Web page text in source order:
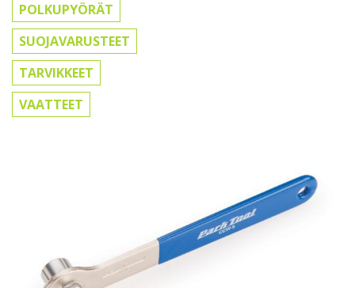
POLKUPYÖRÄT
SUOJAVARUSTEET
TARVIKKEET
VAATTEET